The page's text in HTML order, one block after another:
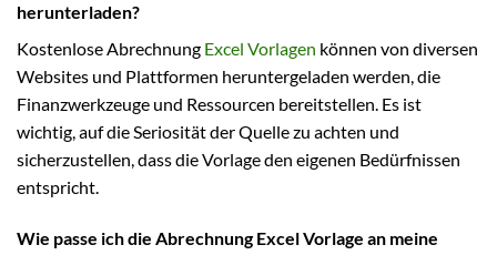
herunterladen?
Kostenlose Abrechnung Excel Vorlagen können von diversen
Websites und Plattformen heruntergeladen werden, die
Finanzwerkzeuge und Ressourcen bereitstellen. Es ist
wichtig, auf die Seriosität der Quelle zu achten und
sicherzustellen, dass die Vorlage den eigenen Bedürfnissen
entspricht.
Wie passe ich die Abrechnung Excel Vorlage an meine